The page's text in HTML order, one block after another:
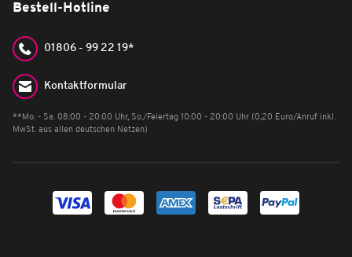
Bestell-Hotline
01806 - 99 22 19*
Kontaktformular
**Mo. - Sa. 08:00 - 20:00 Uhr, So./Feiertag 10:00 - 20:00 Uhr (0,20 Euro/Anruf inkl.
MwSt. aus allen deutschen Netzen)